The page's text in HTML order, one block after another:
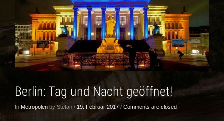
Berlin: Tag und Nacht geöffnet!
In Metropolen by Stefan / 19. Februar 2017/ Comments are closed